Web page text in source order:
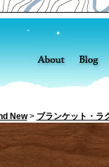
New> ブランケット・ラ